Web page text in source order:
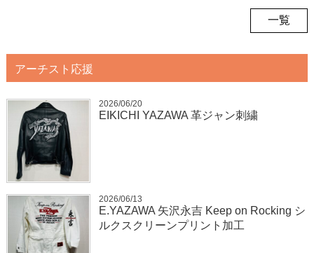
一覧
アーチスト応援
2026/06/20
EIKICHI YAZAWA 革ジャン刺繍
2026/06/13
E.YAZAWA 矢沢永吉 Keep on Rocking シ
ルクスクリーンプリント加工